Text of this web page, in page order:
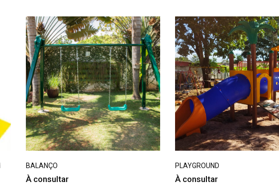
BALANÇO
À consultar
PLAYGROUND
À consultar